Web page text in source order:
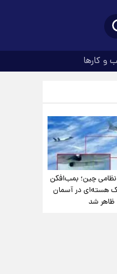
و کارها
چین؛ بمب‌افکن
هسته‌ای در آسمان
ظاهر شد